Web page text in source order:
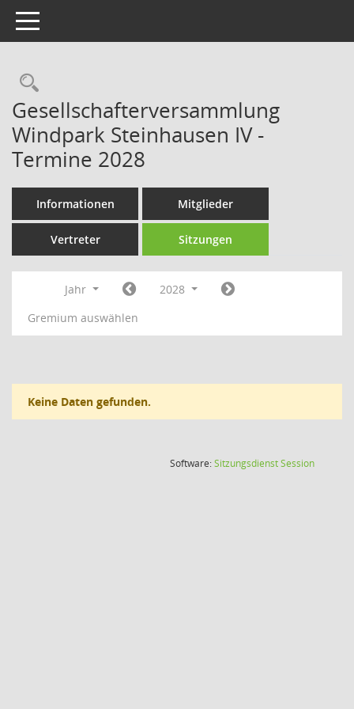
Toggle navigation
Rechercheauswahl
Gesellschafterversammlung
Windpark Steinhausen IV -
Termine 2028
Informationen Mitglieder
Vertreter Sitzungen
Jahr
2028
Gremium auswählen
Keine Daten gefunden.
Software:SitzungsdienstSession(Wird in